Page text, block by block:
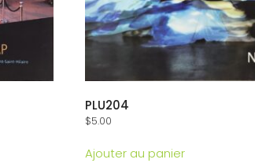
PLU204
$5.00
Ajouter au panier